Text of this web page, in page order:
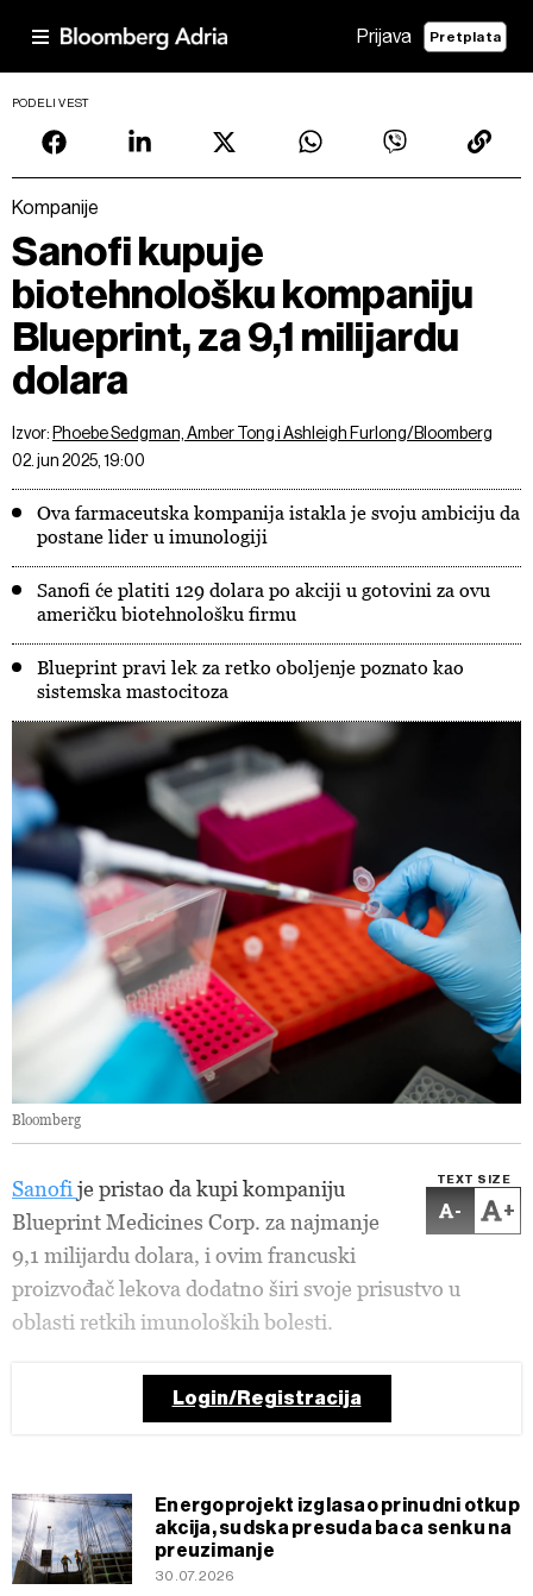
Prijava Pretplata
PODELI VEST
Kompanije
Sanofi kupuje
biotehnološku kompaniju
Blueprint, za 9,1 milijardu
dolara
Izvor: Phoebe Sedgman, Amber Tong i Ashleigh Furlong/Bloomberg
02. jun 2025, 19:00
Ova farmaceutska kompanija istakla je svoju ambiciju da
postane lider u imunologiji
Sanofi će platiti 129 dolara po akciji u gotovini za ovu
američku biotehnološku firmu
Blueprint pravi lek za retko oboljenje poznato kao
sistemska mastocitoza
Bloomberg
TEXT SIZE
- +
Sanofi je pristao da kupi kompaniju
Blueprint Medicines Corp. za najmanje
9,1 milijardu dolara, i ovim francuski
proizvođač lekova dodatno širi svoje prisustvo u
oblasti retkih imunoloških bolesti.
Login/Registracija
Energoprojekt izglasao prinudni otkup
akcija, sudska presuda baca senku na
preuzimanje
30.07.2026